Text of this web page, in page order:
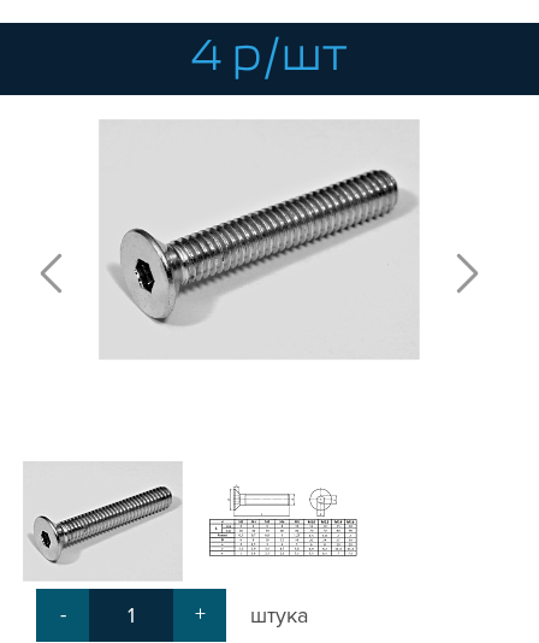
КОМПЛЕКТУЮЩИЕ К ЧПУ
АКСЕССУАРЫ ДЛЯ V-ПАЗА
Т-БОЛТЫ И Т-ГАЙКИ
СИСТЕМА ТРУБНАЯ МОДУЛЬНАЯ
СИСТЕМА ТРУБНАЯ КОНСТРУКЦИОННАЯ
ВНУТРЕННИЕ УГЛОВЫЕ СОЕДИНИТЕЛИ
2-Х И 3-Х СТОРОННИЕ СОЕДИНИТЕЛИ
АДДИТИВНЫЕ ТОВАРЫ
ОБЩЕСТРОИТЕЛЬНЫЙ ПРОФИЛЬ
ПОДШИПНИКИ
ЛИНЕЙНЫЕ СОЕДИНИТЕЛИ
ДОПОЛНИТЕЛЬНАЯ ОБРАБОТКА
ПАРАЛЛЕЛЬНЫЕ СОЕДИНИТЕЛИ
ПРОМЫШЛЕННАЯ МЕБЕЛЬ
4 р/шт
- + штука